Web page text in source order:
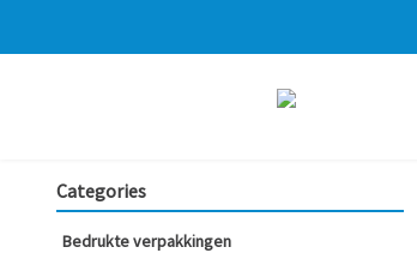
Categories
Bedrukte verpakkingen